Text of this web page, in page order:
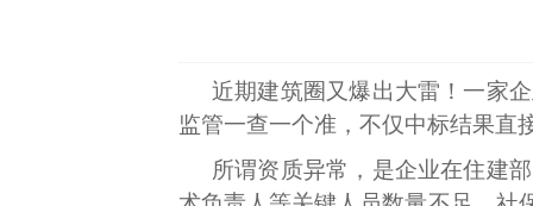
近期建筑圈又爆出大雷！一家
监管一查一个准，不仅中标结果直
所谓资质异常，是企业在住建